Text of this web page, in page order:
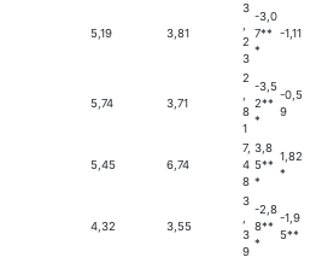
5,19 3,81
3
2
3
-3,0
7**
*
-1,11
5,74 3,71
2
8
1
-3,5
2**
*
-0,5
9
5,45 6,74
7,
4
8
3,8
5**
*
1,82
*
4,32 3,55
3
3
9
-2,8
8**
*
-1,9
5**